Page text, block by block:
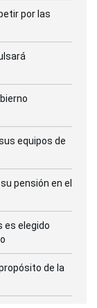
por las
equipos de
pensión en el
es elegido
de la